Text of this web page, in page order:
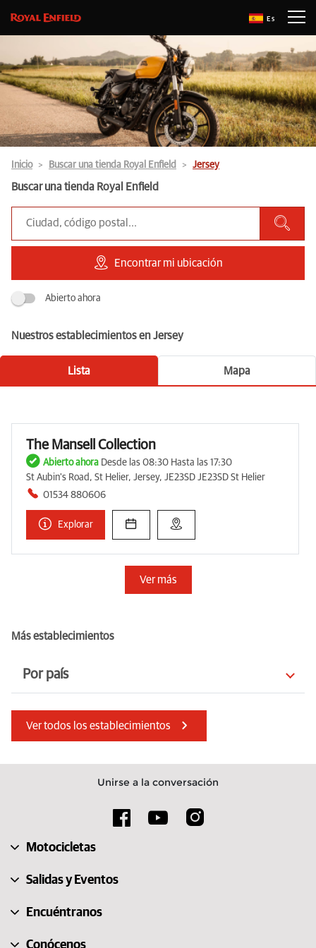
Es
Inicio Buscar una tienda Royal Enfield Jersey
Buscar una tienda Royal Enfield
Encontrar mi ubicación
Abierto ahora
Nuestros establecimientos en Jersey
Lista Mapa
The Mansell Collection
Abierto ahora Desde las 08:30 Hasta las 17:30
St Aubin's Road, St Helier, Jersey, JE23SD JE23SD St Helier
01534 880606
Explorar
Ver más
Más establecimientos
Por país
Irlanda
Macedonia del Norte
Grecia
Ver todos los establecimientos
Unirse a la conversación
Motocicletas
Salidas y Eventos
Encuéntranos
Conócenos